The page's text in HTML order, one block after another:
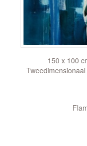
150 x 100